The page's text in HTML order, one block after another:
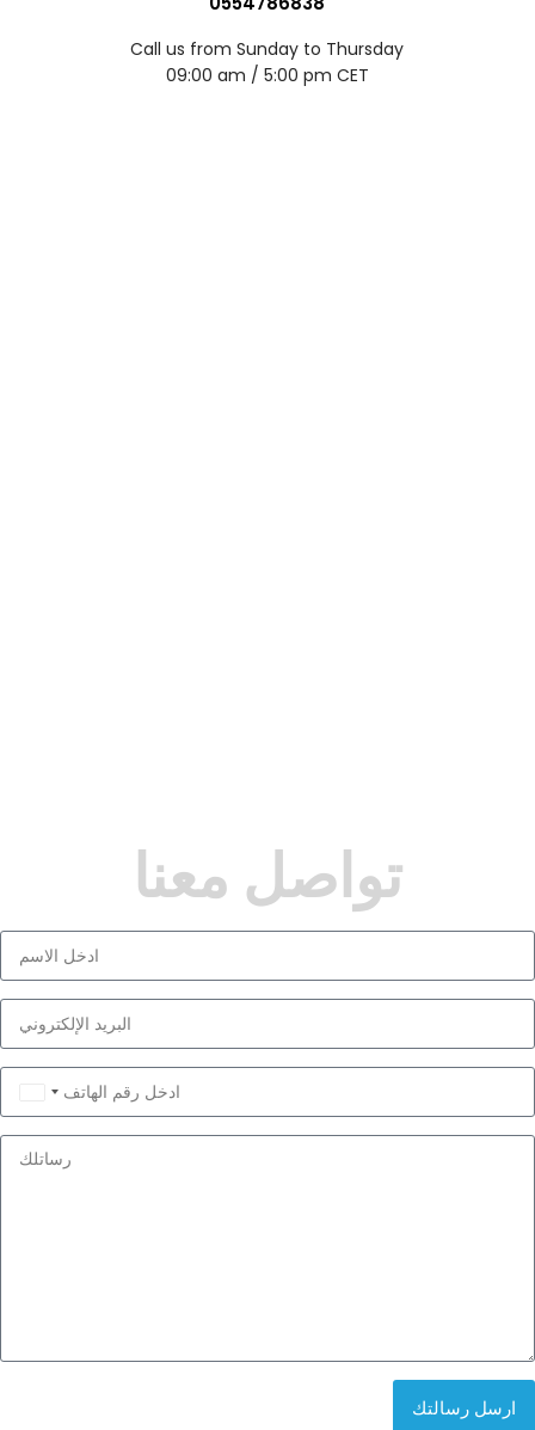
Call us from Sunday to Thursday
09:00 am / 5:00 pm CET
تواصل معنا
Saudi
Arabia
+966
ارسل رسالتك